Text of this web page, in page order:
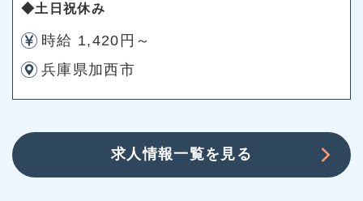
◆土日祝休み
時給 1,420円～
兵庫県加西市
求人情報一覧を見る